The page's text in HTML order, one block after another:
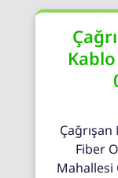
Fiber
Mahallesi